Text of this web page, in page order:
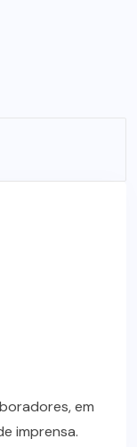
em
imprensa.